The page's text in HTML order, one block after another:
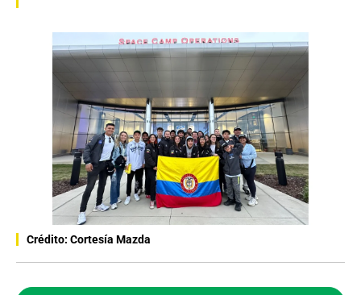
Crédito: Cortesía Mazda